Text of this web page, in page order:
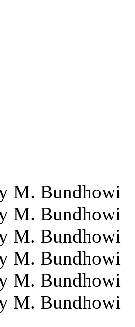
M. Bundhowi
M. Bundhowi
M. Bundhowi
M. Bundhowi
M. Bundhowi
M. Bundhowi